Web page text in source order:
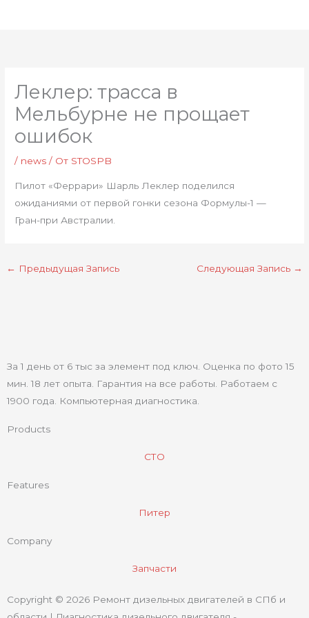
Леклер: трасса в
Мельбурне не прощает
ошибок
/ news / От STOSPB
Пилот «Феррари» Шарль Леклер поделился
ожиданиями от первой гонки сезона Формулы-1 —
Гран-при Австралии.
← Предыдущая Запись Следующая Запись →
За 1 день от 6 тыс за элемент под ключ. Оценка по фото 15
мин. 18 лет опыта. Гарантия на все работы. Работаем с
1900 года. Компьютерная диагностика.
Products
СТО
Features
Питер
Company
Запчасти
Copyright © 2026 Ремонт дизельных двигателей в СПб и